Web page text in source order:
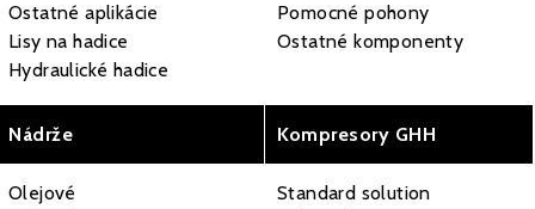
Ostatné aplikácie
Lisy na hadice
Hydraulické hadice
Pomocné pohony
Ostatné komponenty
Nádrže
Olejové
Kompresory GHH
Standard solution